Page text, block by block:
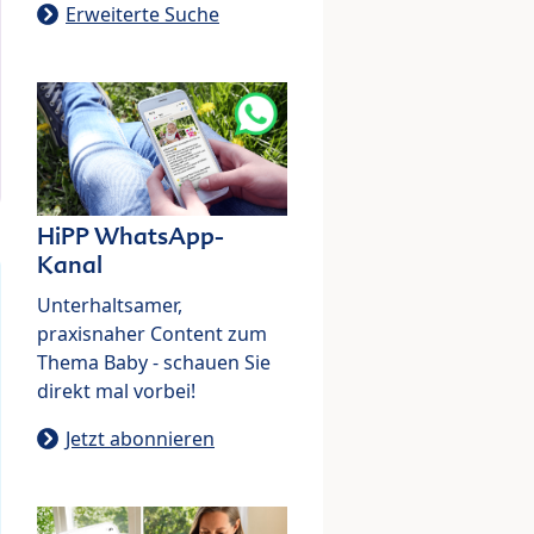
Erweiterte Suche
HiPP WhatsApp-
Kanal
Unterhaltsamer,
praxisnaher Content zum
Thema Baby - schauen Sie
direkt mal vorbei!
Jetzt abonnieren